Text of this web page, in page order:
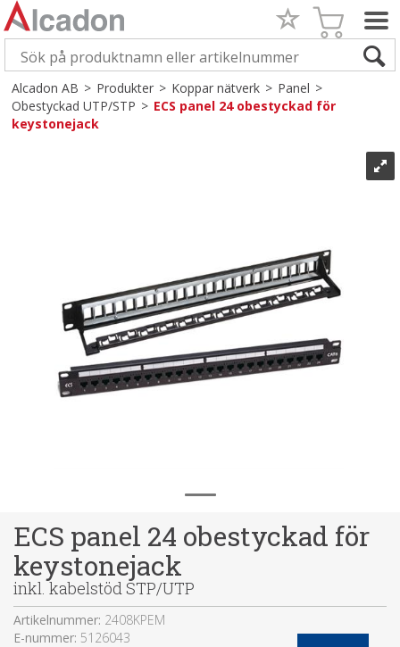
Alcadon AB>Produkter>Koppar nätverk>Panel>
Obestyckad UTP/STP>ECS panel 24 obestyckad för
keystonejack
ECS panel 24 obestyckad för
keystonejack
inkl. kabelstöd STP/UTP
Artikelnummer: 2408KPEM
E-nummer: 5126043